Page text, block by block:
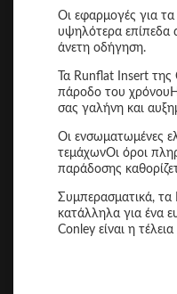
Οι εφαρμογές για τα
υψηλότερα επίπεδα
άνετη οδήγηση.
Τα Runflat Insert της
πάροδο του χρόνουΗ
σας γαλήνη και
Οι ενσωματωμένες
τεμάχωνΟι όροι
παράδοσης
Συμπερασματικά, τα
κατάλληλα για ένα
Conley είναι η